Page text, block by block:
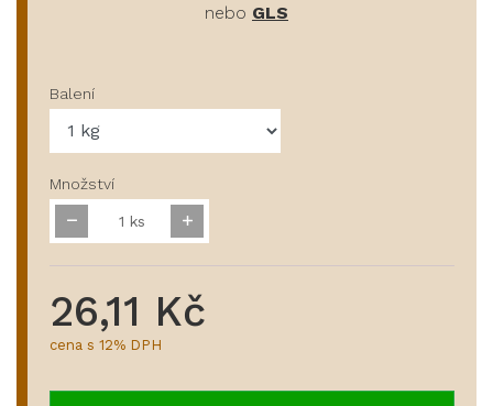
nebo GLS
Balení
Množství
ks
26,11 Kč
cena s 12% DPH